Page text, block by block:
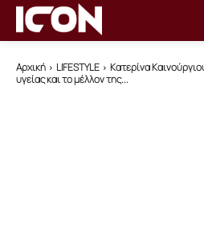
Αρχική LIFESTYLE
Κατερίνα
υγείας και το μέλλον της...